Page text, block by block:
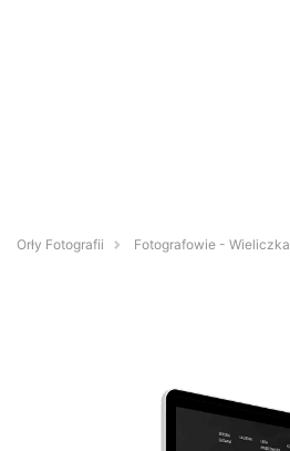
Orły Fotografii Fotografowie - Wieliczka